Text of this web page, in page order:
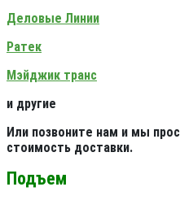
Деловые Линии
Ратек
Мэйджик транс
и другие
Или позвоните нам и мы
стоимость доставки.
Подъем